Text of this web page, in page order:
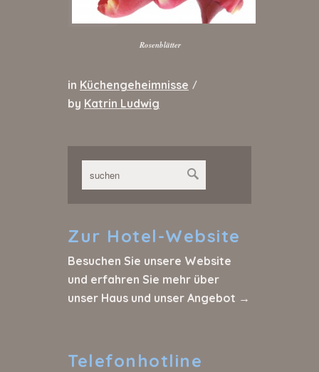
Rosenblätter
in Küchengeheimnisse /
by Katrin Ludwig
Zur Hotel-Website
Besuchen Sie unsere Website
und erfahren Sie mehr über
unser Haus und unser Angebot →
Telefonhotline